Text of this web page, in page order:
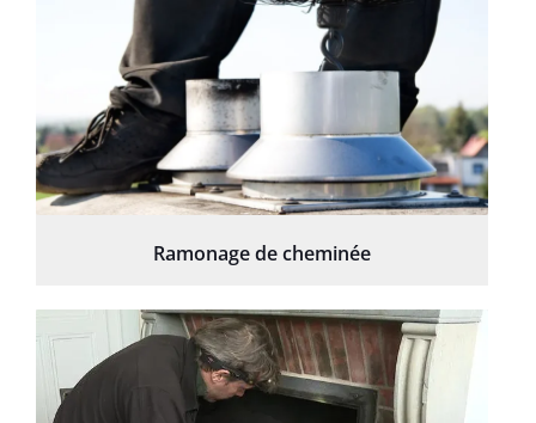
Ramonage de cheminée